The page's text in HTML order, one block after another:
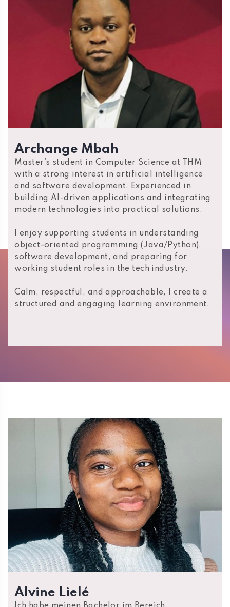
Archange Mbah
Master’s student in Computer Science at THM
with a strong interest in artificial intelligence
and software development. Experienced in
building AI-driven applications and integrating
modern technologies into practical solutions.
I enjoy supporting students in understanding
object-oriented programming (Java/Python),
software development, and preparing for
working student roles in the tech industry.
Calm, respectful, and approachable, I create a
structured and engaging learning environment.
Alvine Lielé